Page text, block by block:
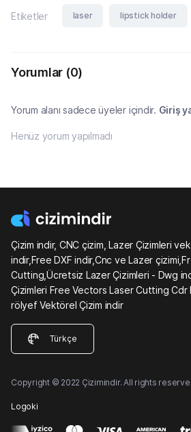
Etiketler laser lipstick holder
Yorumlar (0)
Yorum alanı sadece üyeler içindir. Giriş
Henüz yorum yapılmadı
Çizim indir, CNC çizim, Lazer Çizimleri
indir,Free DXF indir,Cnc ve Lazer
Cutting,Ücretsiz Lazer Çizimleri - Dwg
Çizimleri Free Vectors Laser Cutting Cdr
rölyef Vektörel Çizim indir
Türkçe
Copyright © 2022 Çizimindir. All rights
Logoki